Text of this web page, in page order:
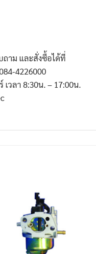
าม และสั่งซื้อได้ที่
4226000
เวลา 8:30น. – 17:00น.